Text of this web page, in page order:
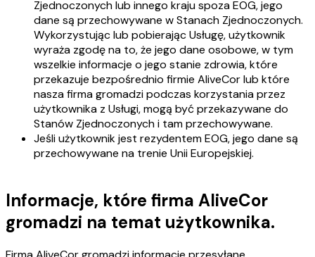
Zjednoczonych lub innego kraju spoza EOG, jego
dane są przechowywane w Stanach Zjednoczonych.
Wykorzystując lub pobierając Usługę, użytkownik
wyraża zgodę na to, że jego dane osobowe, w tym
wszelkie informacje o jego stanie zdrowia, które
przekazuje bezpośrednio firmie AliveCor lub które
nasza firma gromadzi podczas korzystania przez
użytkownika z Usługi, mogą być przekazywane do
Stanów Zjednoczonych i tam przechowywane.
Jeśli użytkownik jest rezydentem EOG, jego dane są
przechowywane na trenie Unii Europejskiej.
Informacje, które firma AliveCor
gromadzi na temat użytkownika.